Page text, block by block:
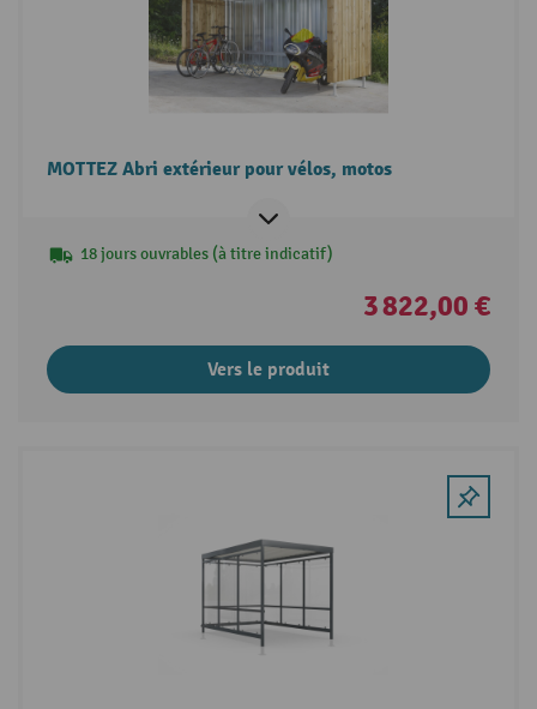
MOTTEZ Abri extérieur pour vélos, motos
18 jours ouvrables (à titre indicatif)
3 822,00 €
Vers le produit